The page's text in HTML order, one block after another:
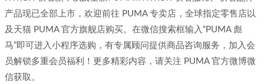
产品现已全部上市，欢迎前往 PUMA 专卖店，全球指定零售店以
及天猫 PUMA 官方旗舰店购买。在微信搜索框输入“PUMA 彪
马”即可进入小程序选购，有专属顾问提供商品咨询服务，加入会
员解锁多重会员福利！更多精彩内容，请关注 PUMA 官方微博微
信获取。